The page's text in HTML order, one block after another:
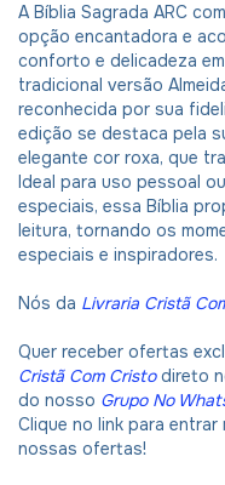
A Bíblia Sagrada ARC
opção encantadora e
conforto e delicadeza
tradicional versão
reconhecida por sua
edição se destaca pela
elegante cor roxa, que
Ideal para uso pessoal
especiais, essa Bíblia
leitura, tornando os
especiais e inspiradores.
Nós da Livraria Cristã
Quer receber ofertas
Cristã Com Cristodireto
do nosso Grupo No
Clique no link para
nossas ofertas!